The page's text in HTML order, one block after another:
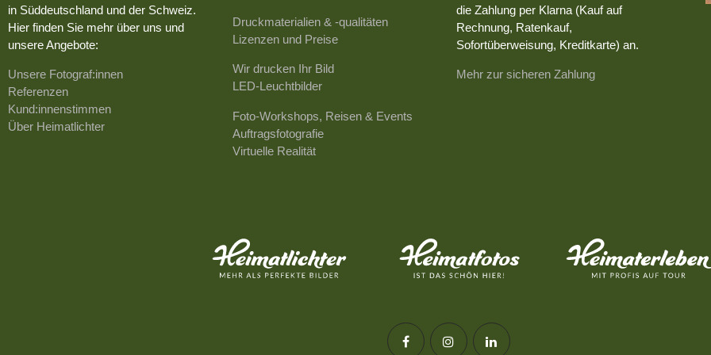
in Süddeutschland und der Schweiz.
Hier finden Sie mehr über uns und
unsere Angebote:
Unsere Fotograf:innen
Referenzen
Kund:innenstimmen
Über Heimatlichter
Druckmaterialien & -qualitäten
Lizenzen und Preise
Wir drucken Ihr Bild
LED-Leuchtbilder
Foto-Workshops, Reisen & Events
Auftragsfotografie
Virtuelle Realität
die Zahlung per Klarna (Kauf auf
Rechnung, Ratenkauf,
Sofortüberweisung, Kreditkarte) an.
Mehr zur sicheren Zahlung